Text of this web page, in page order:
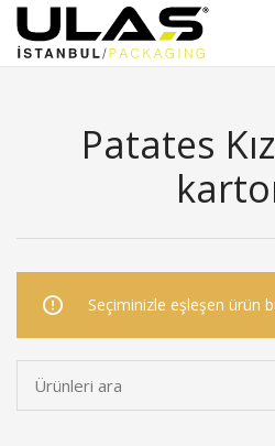
Patates
Seçiminizle eşleşen ürün